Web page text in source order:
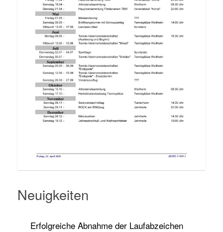
Neuigkeiten
Erfolgreiche Abnahme der Laufabzeichen